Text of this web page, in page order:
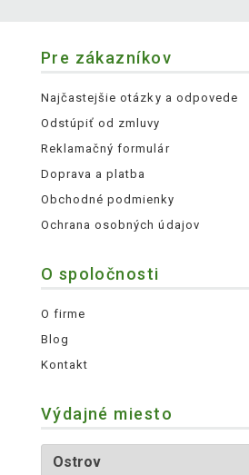
Pre zákazníkov
Najčastejšie otázky a odpovede
Odstúpiť od zmluvy
Reklamačný formulár
Doprava a platba
Obchodné podmienky
Ochrana osobných údajov
O spoločnosti
O firme
Blog
Kontakt
Výdajné miesto